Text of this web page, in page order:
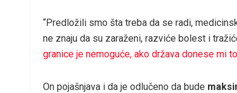
“Predložili smo šta treba da se radi,
ne znaju da su zaraženi, razviće bolest i
granice je nemoguće, ako država donese mi
On pojašnjava i da je odlučeno da bude